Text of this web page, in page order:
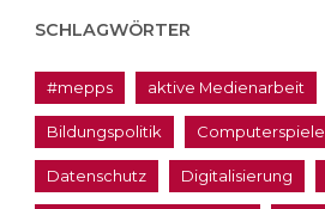
SCHLAGWÖRTER
#mepps aktive Medienarbeit
Bildungspolitik Computerspiele
Datenschutz Digitalisierung